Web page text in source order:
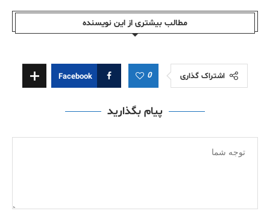
مطالب بیشتری از این نویسندە
اشتراک گذاری 0
Facebook
پیام بگذارید